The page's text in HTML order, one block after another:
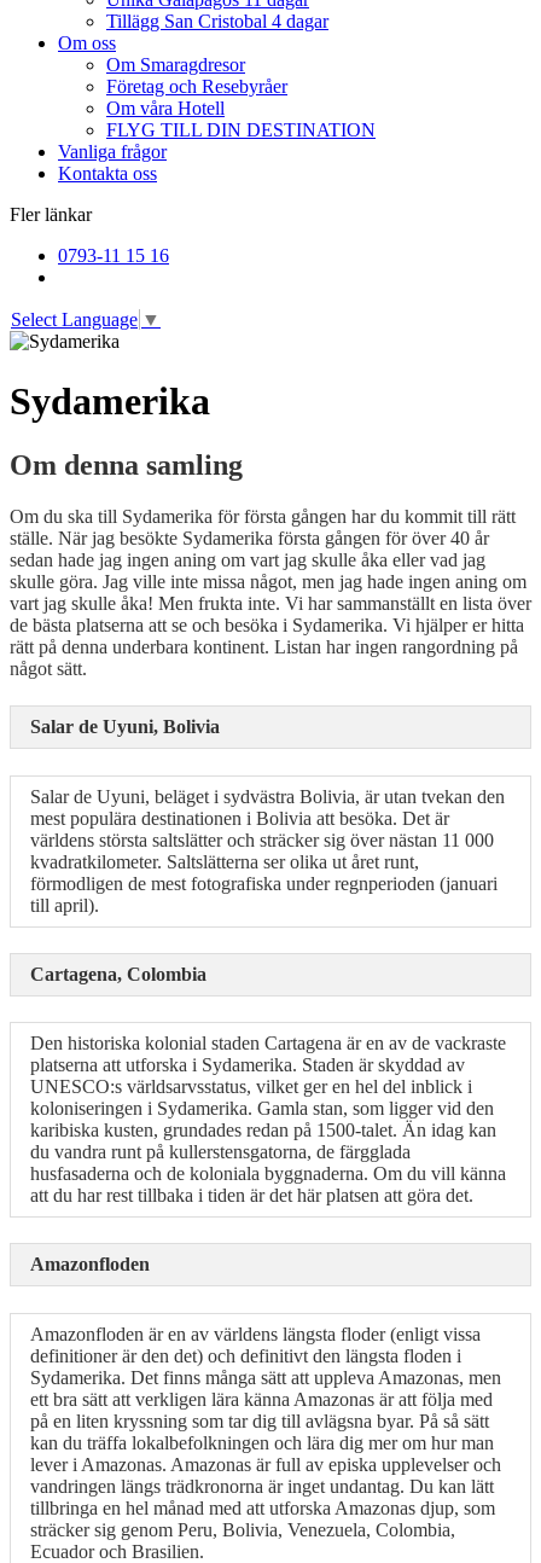
Tillägg San Cristobal 4 dagar
Om oss
Om Smaragdresor
Företag och Resebyråer
Om våra Hotell
FLYG TILL DIN DESTINATION
Vanliga frågor
Kontakta oss
Fler länkar
0793-11 15 16
Select Language ▼
Sydamerika
Om denna samling
Om du ska till Sydamerika för första gången har du kommit till rätt
ställe. När jag besökte Sydamerika första gången för över 40 år
sedan hade jag ingen aning om vart jag skulle åka eller vad jag
skulle göra. Jag ville inte missa något, men jag hade ingen aning om
vart jag skulle åka! Men frukta inte. Vi har sammanställt en lista över
de bästa platserna att se och besöka i Sydamerika. Vi hjälper er hitta
rätt på denna underbara kontinent. Listan har ingen rangordning på
något sätt.
Salar de Uyuni, Bolivia
Salar de Uyuni, beläget i sydvästra Bolivia, är utan tvekan den
mest populära destinationen i Bolivia att besöka. Det är
världens största saltslätter och sträcker sig över nästan 11 000
kvadratkilometer. Saltslätterna ser olika ut året runt,
förmodligen de mest fotografiska under regnperioden (januari
till april).
Cartagena, Colombia
Den historiska kolonial staden Cartagena är en av de vackraste
platserna att utforska i Sydamerika. Staden är skyddad av
UNESCO:s världsarvsstatus, vilket ger en hel del inblick i
koloniseringen i Sydamerika. Gamla stan, som ligger vid den
karibiska kusten, grundades redan på 1500-talet. Än idag kan
du vandra runt på kullerstensgatorna, de färgglada
husfasaderna och de koloniala byggnaderna. Om du vill känna
att du har rest tillbaka i tiden är det här platsen att göra det.
Amazonfloden
Amazonfloden är en av världens längsta floder (enligt vissa
definitioner är den det) och definitivt den längsta floden i
Sydamerika. Det finns många sätt att uppleva Amazonas, men
ett bra sätt att verkligen lära känna Amazonas är att följa med
på en liten kryssning som tar dig till avlägsna byar. På så sätt
kan du träffa lokalbefolkningen och lära dig mer om hur man
lever i Amazonas. Amazonas är full av episka upplevelser och
vandringen längs trädkronorna är inget undantag. Du kan lätt
tillbringa en hel månad med att utforska Amazonas djup, som
sträcker sig genom Peru, Bolivia, Venezuela, Colombia,
Ecuador och Brasilien.